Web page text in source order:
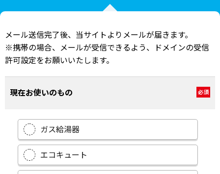
メール送信完了後、当サイトよりメールが届きます。
※携帯の場合、メールが受信できるよう、ドメインの受信
許可設定をお願いいたします。
現在お使いのもの 必須
ガス給湯器
エコキュート